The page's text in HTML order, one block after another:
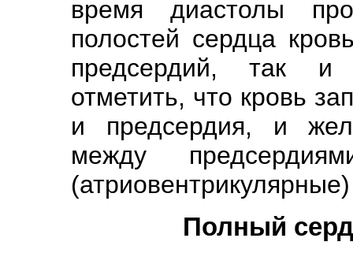
время диастолы
полостей сердца
предсердий, так и
отметить, что кровь
и предсердия, и
между
Полный